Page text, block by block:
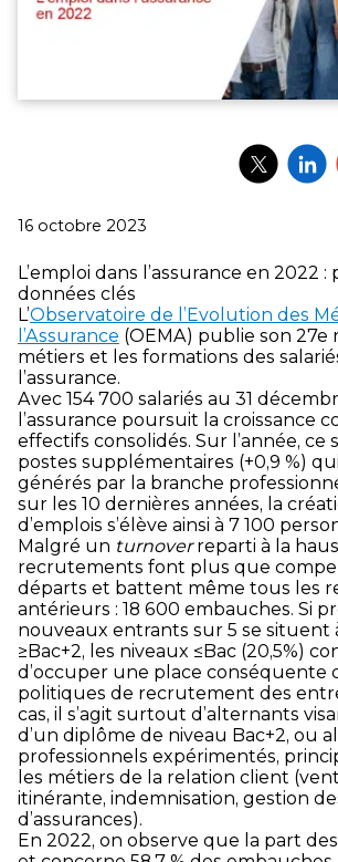
Partager
l'article
Publié
16 octobre 2023
L’emploi dans l’assurance en 2022
données clés
L’Observatoire de l’Evolution des
l’Assurance (OEMA) publie son 27e
métiers et les formations des
l’assurance.
Avec 154 700 salariés au 31
l’assurance poursuit la croissance
effectifs consolidés. Sur l’année, ce
postes supplémentaires (+0,9 %)
générés par la branche
sur les 10 dernières années, la
d’emplois s’élève ainsi à 7 100
Malgré un turnoverreparti à la
recrutements font plus que
départs et battent même tous les
antérieurs : 18 600 embauches. Si
nouveaux entrants sur 5 se situent
≥Bac+2, les niveaux ≤Bac (20,5%)
d’occuper une place conséquente
politiques de recrutement des
cas, il s’agit surtout d’alternants
d’un diplôme de niveau Bac+2, ou
professionnels expérimentés,
les métiers de la relation client
itinérante, indemnisation, gestion
d’assurances).
En 2022, on observe que la part